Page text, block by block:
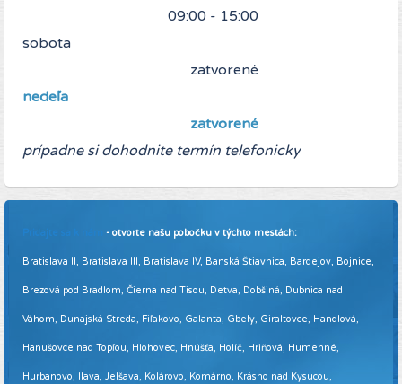
09:00 - 15:00
sobota
zatvorené
nedeľa
zatvorené
prípadne si dohodnite termín telefonicky
Pridajte sa k nám - otvorte našu pobočku v týchto mestách:
Bratislava II, Bratislava III, Bratislava IV, Banská Štiavnica, Bardejov, Bojnice,
Brezová pod Bradlom, Čierna nad Tisou, Detva, Dobšiná, Dubnica nad
Váhom, Dunajská Streda, Fiľakovo, Galanta, Gbely, Giraltovce, Handlová,
Hanušovce nad Topľou, Hlohovec, Hnúšťa, Holíč, Hriňová, Humenné,
Hurbanovo, Ilava, Jelšava, Kolárovo, Komárno, Krásno nad Kysucou,